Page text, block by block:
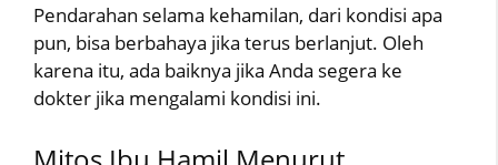
Pendarahan selama kehamilan, dari kondisi apa
pun, bisa berbahaya jika terus berlanjut. Oleh
karena itu, ada baiknya jika Anda segera ke
dokter jika mengalami kondisi ini.